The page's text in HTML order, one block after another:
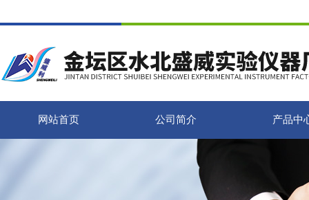
网站首页 公司简介 产品中